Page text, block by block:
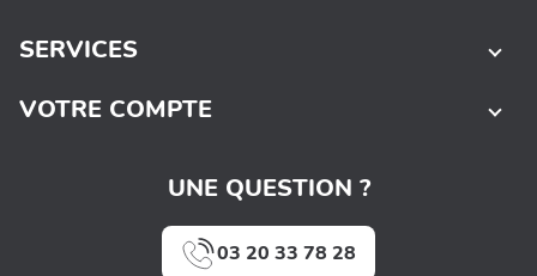
UNE QUESTION ?
03 20 33 78 28
SERVICES
VOTRE COMPTE